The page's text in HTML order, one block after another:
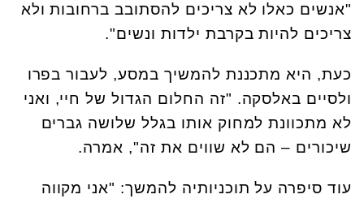
"אנשים כאלו לא צריכים להסתובב ברחובות ולא
צריכים להיות בקרבת ילדות ונשים".
כעת, היא מתכננת להמשיך במסע, לעבור בפרו
ולסיים באלסקה. "זה החלום הגדול של חיי, ואני
לא מתכוונת למחוק אותו בגלל שלושה גברים
שיכורים – הם לא שווים את זה", אמרה.
עוד סיפרה על תוכניותיה להמשך: "אני מקווה